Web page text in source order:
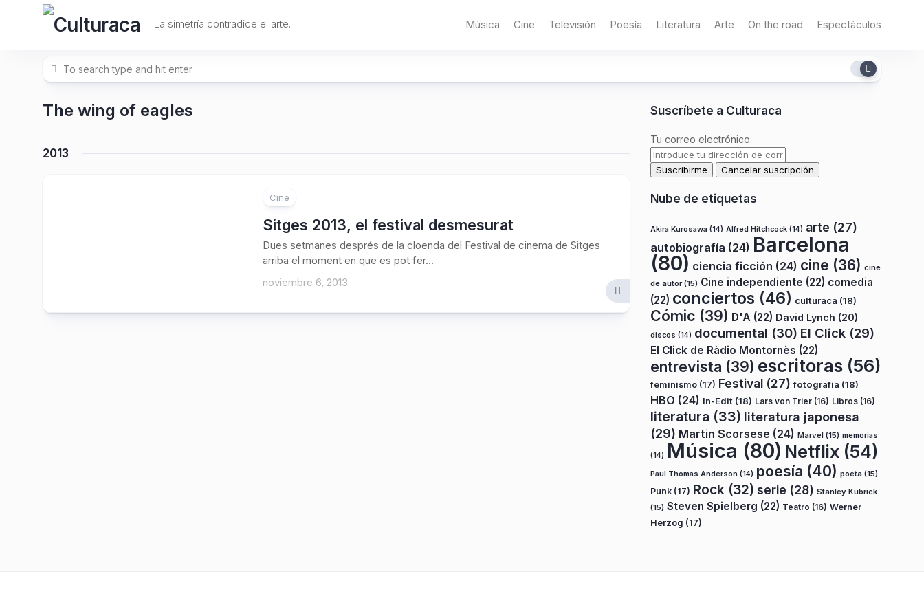
La simetría contradice el arte. Música Cine Televisión Poesía Literatura Arte On the road Espectáculos
The wing of eagles
2013
Cine
Sitges 2013, el festival desmesurat
Dues setmanes després de la cloenda del Festival de cinema de Sitges
arriba el moment en que es pot fer...
noviembre 6, 2013
Suscríbete a Culturaca
Tu correo electrónico:
Nube de etiquetas
Akira Kurosawa (14) Alfred Hitchcock (14) arte (27)
autobiografía (24) Barcelona
(80) ciencia ficción (24) cine (36) cine
de autor(15) Cine independiente (22) comedia
(22) conciertos (46) culturaca (18)
Cómic (39) D'A (22) David Lynch (20)
discos (14) documental (30) El Click (29)
El Click de Ràdio Montornès (22)
entrevista (39) escritoras (56)
feminismo (17) Festival (27) fotografía (18)
HBO (24) In-Edit (18) Lars von Trier (16) Libros (16)
literatura (33) literatura japonesa
(29) Martin Scorsese (24) Marvel (15) memorias
(14) Música (80) Netflix (54)
Paul Thomas Anderson (14) poesía (40) poeta (15)
Punk (17) Rock (32) serie (28) Stanley Kubrick
(15) Steven Spielberg (22) Teatro (16) Werner
Herzog (17)